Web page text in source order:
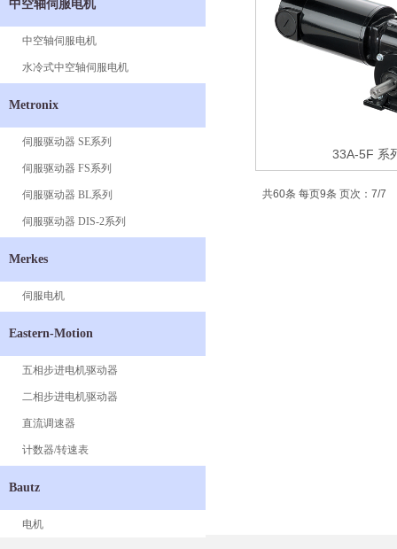
33A-5F 系
共60条 每页9条 页次：7/7
中空轴伺服电机
中空轴伺服电机
水冷式中空轴伺服电机
Metronix
伺服驱动器 SE系列
伺服驱动器 FS系列
伺服驱动器 BL系列
伺服驱动器 DIS-2系列
Merkes
伺服电机
Eastern-Motion
五相步进电机驱动器
二相步进电机驱动器
直流调速器
计数器/转速表
Bautz
电机